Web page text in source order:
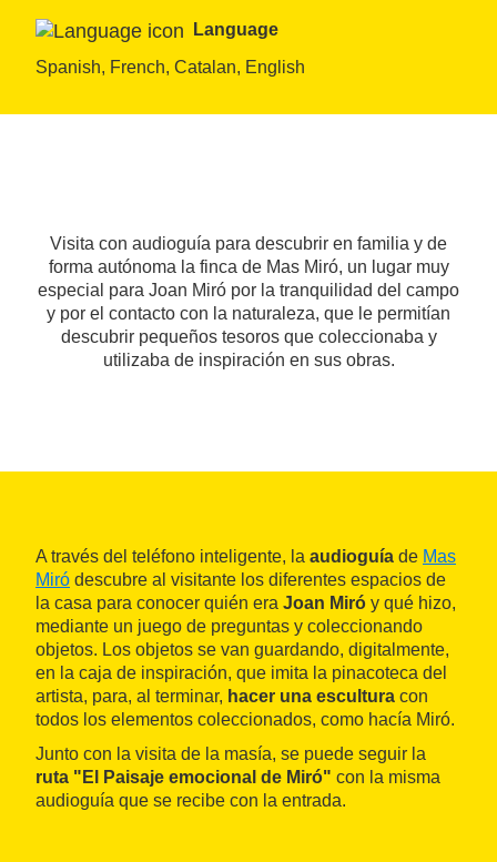
Language
Spanish, French, Catalan, English
Visita con audioguía para descubrir en familia y de
forma autónoma la finca de Mas Miró, un lugar muy
especial para Joan Miró por la tranquilidad del campo
y por el contacto con la naturaleza, que le permitían
descubrir pequeños tesoros que coleccionaba y
utilizaba de inspiración en sus obras.
A través del teléfono inteligente, la audioguía de Mas
Miró descubre al visitante los diferentes espacios de
la casa para conocer quién era Joan Miró y qué hizo,
mediante un juego de preguntas y coleccionando
objetos. Los objetos se van guardando, digitalmente,
en la caja de inspiración, que imita la pinacoteca del
artista, para, al terminar, hacer una escultura con
todos los elementos coleccionados, como hacía Miró.
Junto con la visita de la masía, se puede seguir la
ruta "El Paisaje emocional de Miró" con la misma
audioguía que se recibe con la entrada.